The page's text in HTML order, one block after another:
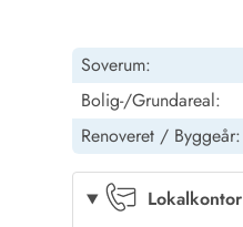
Soverum:
Bolig-/Grundareal:
Renoveret / Byggeår:
Lokalkontor